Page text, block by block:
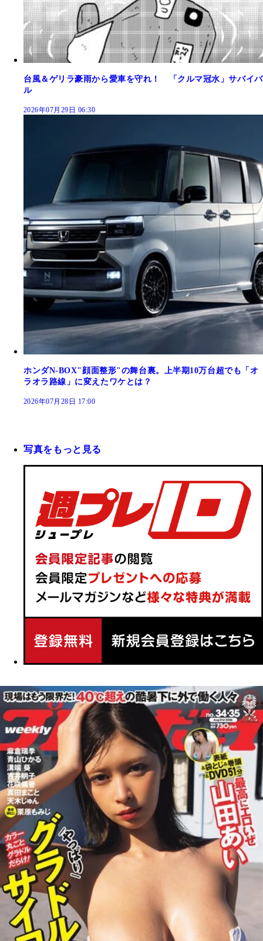
台風＆ゲリラ豪雨から愛車を守れ！ 「クルマ冠水」サバイバ
ル
2026年07月29日 06:30
ホンダN-BOX"顔面整形"の舞台裏。上半期10万台超でも「オ
ラオラ路線」に変えたワケとは？
2026年07月28日 17:00
写真をもっと見る